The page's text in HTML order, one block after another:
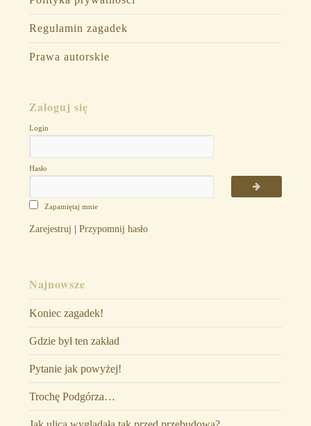
Regulamin zagadek
Prawa autorskie
Zaloguj się
Login
Hasło
Zapamiętaj mnie
Zarejestruj | Przypomnij hasło
Najnowsze
Koniec zagadek!
Gdzie był ten zakład
Pytanie jak powyżej!
Trochę Podgórza…